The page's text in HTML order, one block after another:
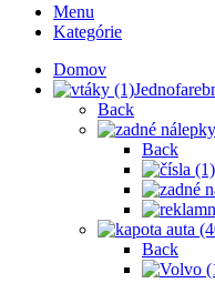
Menu
Kategórie
Domov
Back
Back
Back